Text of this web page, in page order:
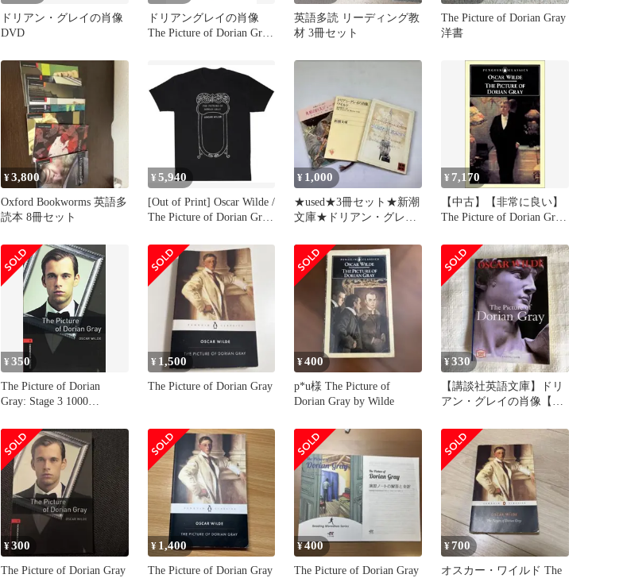
ドリアン・グレイの肖像
DVD
ドリアングレイの肖像
The Picture of Dorian Gray
英語多読 リーディング教
材 3冊セット
The Picture of Dorian Gray
洋書
¥3,800
Oxford Bookworms 英語多
読本 8冊セット
¥ 5,940
[Out of Print] Oscar Wilde /
The Picture of Dorian Gray
¥ 1,000
★used★3冊セット★新潮
文庫★ドリアン・グレイ
ホームズ
¥ 7,170
【中古】【非常に良い】
The Picture of Dorian Gray
¥350
The Picture of Dorian
Gray: Stage 3 1000
¥ 1,500
The Picture of Dorian Gray
¥400
p*u様 The Picture of
Dorian Gray by Wilde
¥330
【講談社英語文庫】ドリ
アン・グレイの肖像【英
¥300
The Picture of Dorian Gray
¥ 1,400
The Picture of Dorian Gray
¥400
The Picture of Dorian Gray
¥ 700
オスカー・ワイルド The